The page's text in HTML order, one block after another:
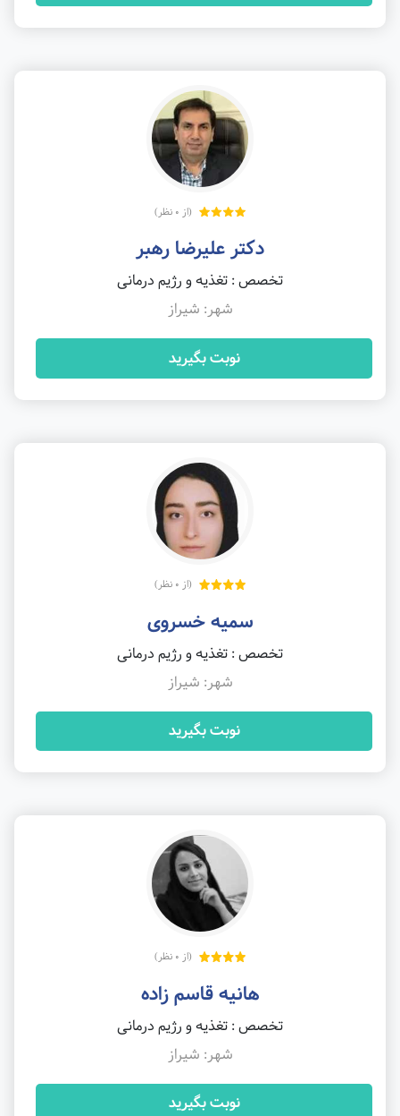
(از 0 نظر)
دکتر علیرضا رهبر
تخصص : تغذیه و رژیم درمانی
شهر: شیراز
نوبت بگیرید
(از 0 نظر)
سمیه خسروی
تخصص : تغذیه و رژیم درمانی
شهر: شیراز
نوبت بگیرید
(از 0 نظر)
هانیه قاسم زاده
تخصص : تغذیه و رژیم درمانی
شهر: شیراز
نوبت بگیرید